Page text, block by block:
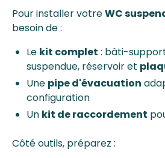
Pour installer votreWC
besoin de :
Le kit complet : bâti-
suspendue, réservoir et
Une pipe d'évacuation
configuration
Un kit de raccordement
Côté outils, préparez :